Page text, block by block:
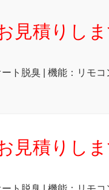
見積りし
ト脱臭 | 機能：リモコ
見積りし